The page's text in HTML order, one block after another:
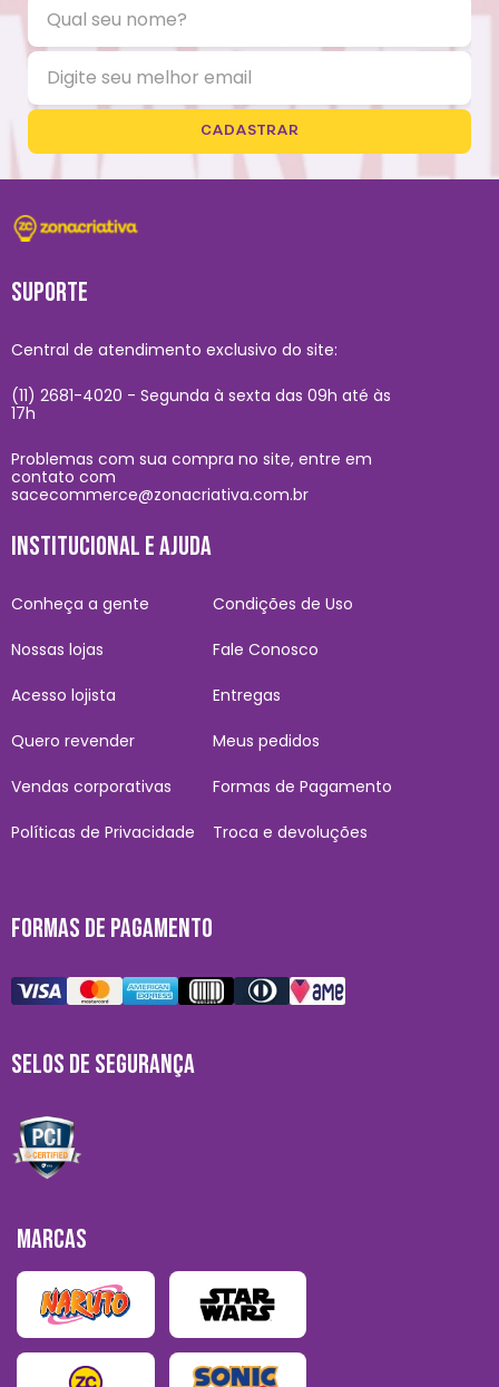
CADASTRAR
SUPORTE
Central de atendimento exclusivo do site:
(11) 2681-4020 - Segunda à sexta das 09h até às
17h
Problemas com sua compra no site, entre em
contato com
sacecommerce@zonacriativa.com.br
INSTITUCIONAL E AJUDA
Conheça a gente
Nossas lojas
Acesso lojista
Quero revender
Vendas corporativas
Políticas de Privacidade
Condições de Uso
Fale Conosco
Entregas
Meus pedidos
Formas de Pagamento
Troca e devoluções
FORMAS DE PAGAMENTO
SELOS DE SEGURANÇA
MARCAS